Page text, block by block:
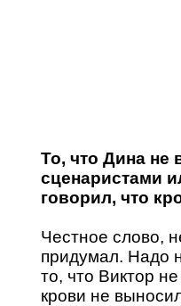
То, что Дина не
сценаристами
говорил, что
Честное слово,
придумал. Надо
то, что Виктор
крови не